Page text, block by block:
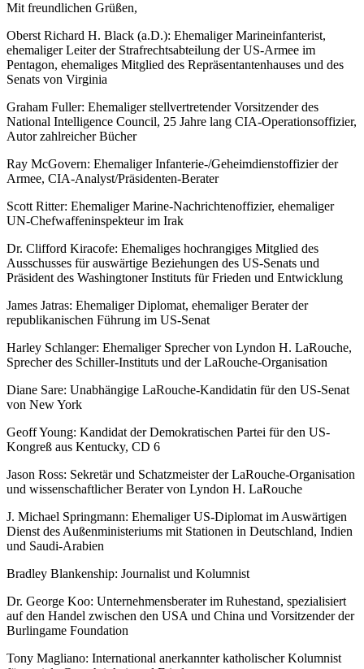
Mit freundlichen Grüßen,
Oberst Richard H. Black (a.D.): Ehemaliger Marineinfanterist,
ehemaliger Leiter der Strafrechtsabteilung der US-Armee im
Pentagon, ehemaliges Mitglied des Repräsentantenhauses und des
Senats von Virginia
Graham Fuller: Ehemaliger stellvertretender Vorsitzender des
National Intelligence Council, 25 Jahre lang CIA-Operationsoffizier,
Autor zahlreicher Bücher
Ray McGovern: Ehemaliger Infanterie-/Geheimdienstoffizier der
Armee, CIA-Analyst/Präsidenten-Berater
Scott Ritter: Ehemaliger Marine-Nachrichtenoffizier, ehemaliger
UN-Chefwaffeninspekteur im Irak
Dr. Clifford Kiracofe: Ehemaliges hochrangiges Mitglied des
Ausschusses für auswärtige Beziehungen des US-Senats und
Präsident des Washingtoner Instituts für Frieden und Entwicklung
James Jatras: Ehemaliger Diplomat, ehemaliger Berater der
republikanischen Führung im US-Senat
Harley Schlanger: Ehemaliger Sprecher von Lyndon H. LaRouche,
Sprecher des Schiller-Instituts und der LaRouche-Organisation
Diane Sare: Unabhängige LaRouche-Kandidatin für den US-Senat
von New York
Geoff Young: Kandidat der Demokratischen Partei für den US-
Kongreß aus Kentucky, CD 6
Jason Ross: Sekretär und Schatzmeister der LaRouche-Organisation
und wissenschaftlicher Berater von Lyndon H. LaRouche
J. Michael Springmann: Ehemaliger US-Diplomat im Auswärtigen
Dienst des Außenministeriums mit Stationen in Deutschland, Indien
und Saudi-Arabien
Bradley Blankenship: Journalist und Kolumnist
Dr. George Koo: Unternehmensberater im Ruhestand, spezialisiert
auf den Handel zwischen den USA und China und Vorsitzender der
Burlingame Foundation
Tony Magliano: International anerkannter katholischer Kolumnist